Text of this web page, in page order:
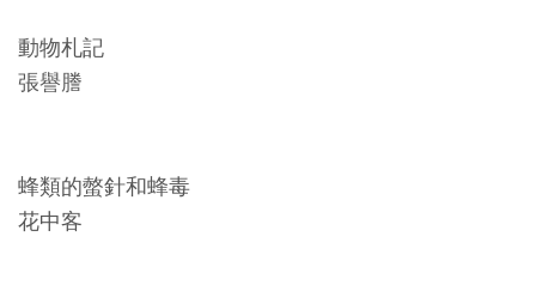
Ind
on
esi
Tiế
ng
動物札記
張譽謄
蜂類的螫針和蜂毒
花中客